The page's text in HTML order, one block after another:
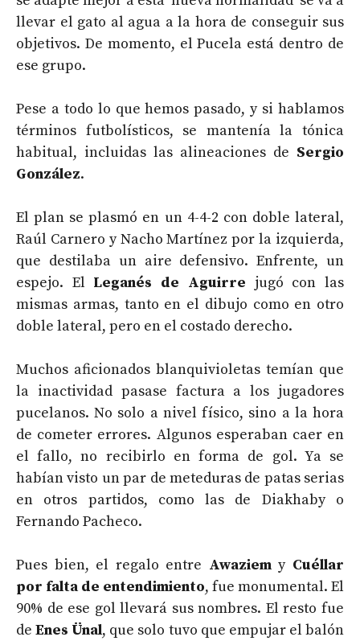
llevar el gato al agua a la hora de conseguir sus
objetivos. De momento, el Pucela está dentro de
ese grupo.
Pese a todo lo que hemos pasado, y si hablamos
términos futbolísticos, se mantenía la tónica
habitual, incluidas las alineaciones de Sergio
González.
El plan se plasmó en un 4-4-2 con doble lateral,
Raúl Carnero y Nacho Martínez por la izquierda,
que destilaba un aire defensivo. Enfrente, un
espejo. El Leganés de Aguirre jugó con las
mismas armas, tanto en el dibujo como en otro
doble lateral, pero en el costado derecho.
Muchos aficionados blanquivioletas temían que
la inactividad pasase factura a los jugadores
pucelanos. No solo a nivel físico, sino a la hora
de cometer errores. Algunos esperaban caer en
el fallo, no recibirlo en forma de gol. Ya se
habían visto un par de meteduras de patas serias
en otros partidos, como las de Diakhaby o
Fernando Pacheco.
Pues bien, el regalo entre Awaziemy Cuéllar
por falta de entendimiento, fue monumental. El
90% de ese gol llevará sus nombres. El resto fue
deEnes Ünal, que solo tuvo que empujar el balón